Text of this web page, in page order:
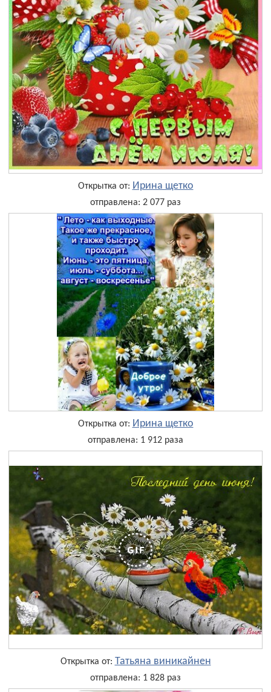
Открытка от: Ирина щетко
отправлена: 2 077 раз
Открытка от: Ирина щетко
отправлена: 1 912 раза
Открытка от: Татьяна виникайнен
отправлена: 1 828 раз